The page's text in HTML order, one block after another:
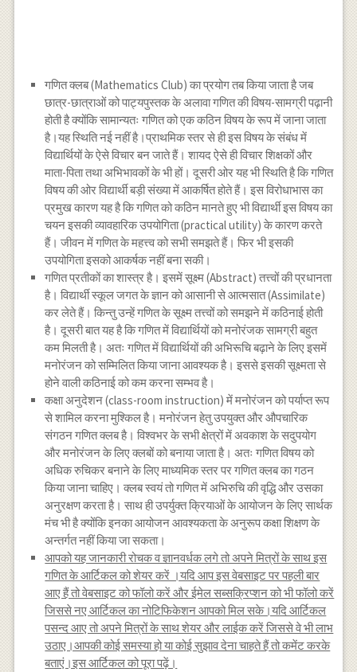
गणित क्लब (Mathematics Club) का प्रयोग तब किया जाता है जब
छात्र-छात्राओं को पाट्यपुस्तक के अलावा गणित की विषय-सामग्री पढ़ानी
होती है क्योंकि सामान्यतः गणित को एक कठिन विषय के रूप में जाना जाता
है।यह स्थिति नई नहीं है।प्राथमिक स्तर से ही इस विषय के संबंध में
विद्यार्थियों के ऐसे विचार बन जाते हैं। शायद ऐसे ही विचार शिक्षकों और
माता-पिता तथा अभिभावकों के भी हों। दूसरी ओर यह भी स्थिति है कि गणित
विषय की ओर विद्यार्थी बड़ी संख्या में आकर्षित होते हैं। इस विरोधाभास का
प्रमुख कारण यह है कि गणित को कठिन मानते हुए भी विद्यार्थी इस विषय का
चयन इसकी व्यावहारिक उपयोगिता (practical utility) के कारण करते
हैं। जीवन में गणित के महत्त्व को सभी समझते हैं। फिर भी इसकी
उपयोगिता इसको आकर्षक नहीं बना सकी।
गणित प्रतीकों का शास्त्र है। इसमें सूक्ष्म (Abstract) तत्त्वों की प्रधानता
है। विद्यार्थी स्कूल जगत के ज्ञान को आसानी से आत्मसात (Assimilate)
कर लेते हैं। किन्तु उन्हें गणित के सूक्ष्म तत्त्वों को समझने में कठिनाई होती
है। दूसरी बात यह है कि गणित में विद्यार्थियों को मनोरंजक सामग्री बहुत
कम मिलती है। अतः गणित में विद्यार्थियों की अभिरूचि बढ़ाने के लिए इसमें
मनोरंजन को सम्मिलित किया जाना आवश्यक है। इससे इसकी सूक्ष्मता से
होने वाली कठिनाई को कम करना सम्भव है।
कक्षा अनुदेशन (class-room instruction) में मनोरंजन को पर्याप्त रूप
से शामिल करना मुश्किल है। मनोरंजन हेतु उपयुक्त और औपचारिक
संगठन गणित क्लब है। विश्वभर के सभी क्षेत्रों में अवकाश के सदुपयोग
और मनोरंजन के लिए क्लबों को बनाया जाता है। अतः गणित विषय को
अधिक रुचिकर बनाने के लिए माध्यमिक स्तर पर गणित क्लब का गठन
किया जाना चाहिए। क्लब स्वयं तो गणित में अभिरुचि की वृद्धि और उसका
अनुरक्षण करता है। साथ ही उपर्युक्त क्रियाओं के आयोजन के लिए सार्थक
मंच भी है क्योंकि इनका आयोजन आवश्यकता के अनुरूप कक्षा शिक्षण के
अन्तर्गत नहीं किया जा सकता।
आपको यह जानकारी रोचक व ज्ञानवर्धक लगे तो अपने मित्रों के साथ इस
गणित के आर्टिकल को शेयर करें ।यदि आप इस वेबसाइट पर पहली बार
आए हैं तो वेबसाइट को फॉलो करें और ईमेल सब्सक्रिप्शन को भी फॉलो करें
जिससे नए आर्टिकल का नोटिफिकेशन आपको मिल सके।यदि आर्टिकल
पसन्द आए तो अपने मित्रों के साथ शेयर और लाईक करें जिससे वे भी लाभ
उठाए।आपकी कोई समस्या हो या कोई सुझाव देना चाहते हैं तो कमेंट करके
बताएं।इस आर्टिकल को पूरा पढ़ें।